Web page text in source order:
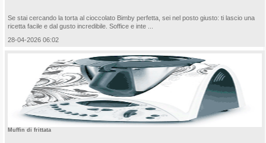
Se stai cercando la torta al cioccolato Bimby perfetta, sei nel posto giusto: ti lascio una
ricetta facile e dal gusto incredibile. Soffice e inte ...
28-04-2026 06:02
Muffin di frittata